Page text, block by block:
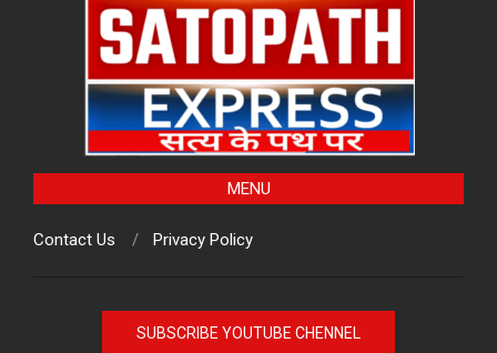
MENU
Contact Us Privacy Policy
SUBSCRIBE YOUTUBE CHENNEL